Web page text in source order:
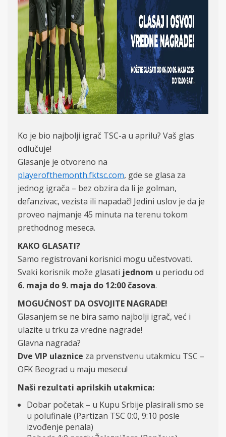
Ko je bio najbolji igrač TSC-a u aprilu? Vaš glas
odlučuje!
Glasanje je otvoreno na
playerofthemonth.fktsc.com, gde se glasa za
jednog igrača – bez obzira da li je golman,
defanzivac, vezista ili napadač! Jedini uslov je da je
proveo najmanje 45 minuta na terenu tokom
prethodnog meseca.
KAKO GLASATI?
Samo registrovani korisnici mogu učestvovati.
Svaki korisnik može glasati jednom u periodu od
6. maja do 9. maja do 12:00 časova.
MOGUĆNOST DA OSVOJITE NAGRADE!
Glasanjem se ne bira samo najbolji igrač, već i
ulazite u trku za vredne nagrade!
Glavna nagrada?
Dve VIP ulaznice za prvenstvenu utakmicu TSC –
OFK Beograd u maju mesecu!
Naši rezultati aprilskih utakmica:
Dobar početak – u Kupu Srbije plasirali smo se
u polufinale (Partizan TSC 0:0, 9:10 posle
izvođenje penala)